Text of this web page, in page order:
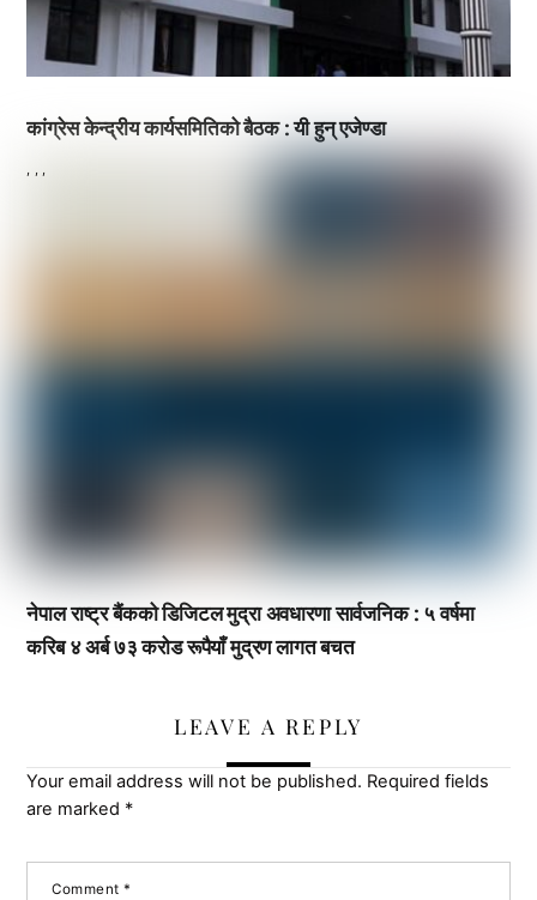
कांग्रेस केन्द्रीय कार्यसमितिको बैठक : यी हुन् एजेण्डा
नेपाल राष्ट्र बैंकको डिजिटल मुद्रा अवधारणा सार्वजनिक : ५ वर्षमा
करिब ४ अर्ब ७३ करोड रूपैयाँ मुद्रण लागत बचत
LEAVE A REPLY
Your email address will not be published. Required fields
are marked *
Comment*